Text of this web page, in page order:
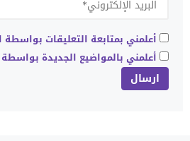
أعلمني بمتابعة التعليقات بواسطة
أعلمني بالمواضيع الجديدة بواسطة